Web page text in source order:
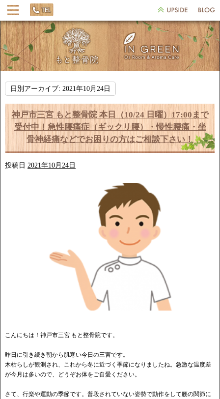
日別アーカイブ: 2021年10月24日
神戸市三宮 もと整骨院 本日（10/24 日曜）17:00まで
受付中！急性腰痛症（ギックリ腰）・慢性腰痛・坐
骨神経痛などでお困りの方はご相談下さい！
投稿日 2021年10月24日
こんにちは！神戸市三宮 もと整骨院です。
昨日に引き続き朝から肌寒い今日の三宮です。
木枯らしが観測され、これから冬に近づく季節になりましたね。急激な温度差
が今月は多いので、どうぞお体をご自愛ください。
さて、行楽や運動の季節です。普段されていない姿勢で動作をして腰の関節に